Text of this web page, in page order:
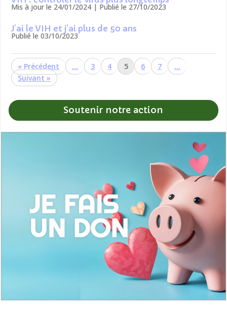
Mis à jour le 24/01/2024 | Publié le 27/10/2023
J’ai le VIH et j’ai plus de 50 ans
Publié le 03/10/2023
« … 3 4 5 6 7
…
»
Soutenir notre action